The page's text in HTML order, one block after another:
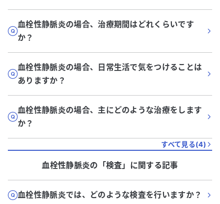
血栓性静脈炎の場合、治療期間はどれくらいです
か？
血栓性静脈炎の場合、日常生活で気をつけることは
ありますか？
血栓性静脈炎の場合、主にどのような治療をします
か？
すべて見る(4)
血栓性静脈炎の「検査」に関する記事
血栓性静脈炎では、どのような検査を行いますか？